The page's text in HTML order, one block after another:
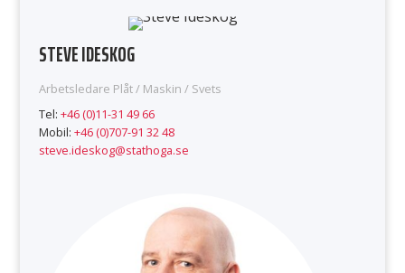
STEVE IDESKOG
Arbetsledare Plåt / Maskin / Svets
Tel: +46 (0)11-31 49 66
Mobil: +46 (0)707-91 32 48
steve.ideskog@stathoga.se